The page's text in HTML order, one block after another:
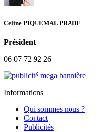
Celine PIQUEMAL PRADE
Président
06 07 72 92 26
Informations
Qui sommes nous ?
Contact
Publicités